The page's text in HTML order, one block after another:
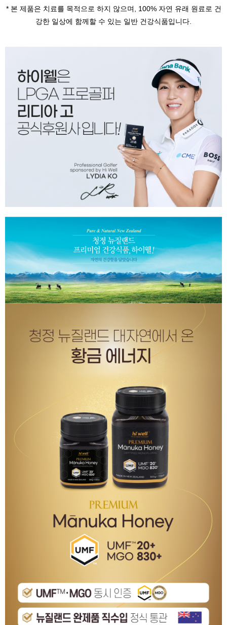
* 본 제품은 치료를 목적으로 하지 않으며, 100% 자연 유래 원료로 건
강한 일상에 함께할 수 있는 일반 건강식품입니다.